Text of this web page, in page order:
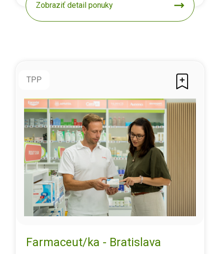
Zobraziť detail ponuky
TPP
Farmaceut/ka - Bratislava